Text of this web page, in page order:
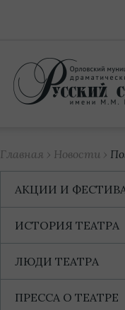
Главная › Новости ›
АКЦИИ И
ИСТОРИЯ ТЕАТРА
ЛЮДИ ТЕАТРА
ПРЕССА О ТЕАТРЕ